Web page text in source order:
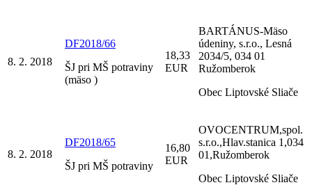
8. 2. 2018
DF2018/66
ŠJ pri MŠ potraviny
(mäso )
18,33
EUR
BARTÁNUS-Mäso
údeniny, s.r.o., Lesná
2034/5, 034 01
Ružomberok
Obec Liptovské Sliače
8. 2. 2018
DF2018/65
ŠJ pri MŠ potraviny
16,80
EUR
OVOCENTRUM,spol.
s.r.o.,Hlav.stanica 1,034
01,Ružomberok
Obec Liptovské Sliače